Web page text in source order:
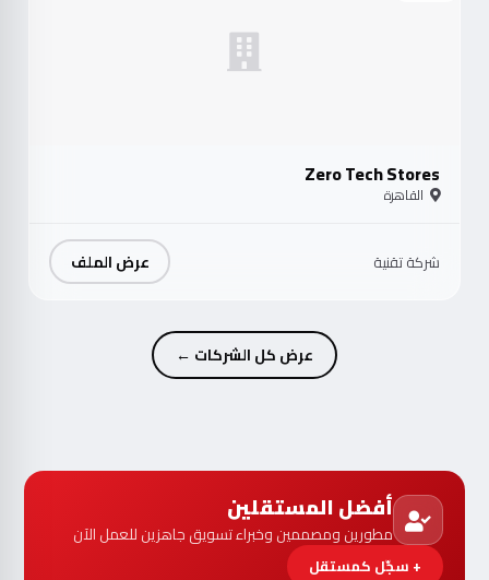
Zero Tech Stores
القاهرة
شركة تقنية عرض الملف
عرض كل الشركات ←
أفضل المستقلين
مطورين ومصممين وخبراء تسويق جاهزين للعمل الآن
+ سجّل كمستقل